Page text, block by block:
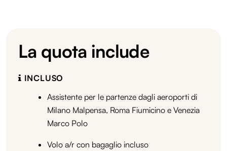
La quota include
INCLUSO
Assistente per le partenze dagli aeroporti di
Milano Malpensa, Roma Fiumicino e Venezia
Marco Polo
Volo a/r con bagaglio incluso